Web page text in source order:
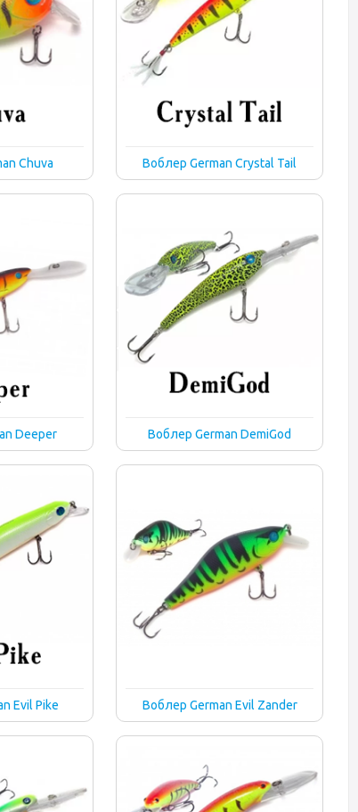
Chuva Воблер German Crystal Tail
Deeper Воблер German DemiGod
Evil Pike Воблер German Evil Zander